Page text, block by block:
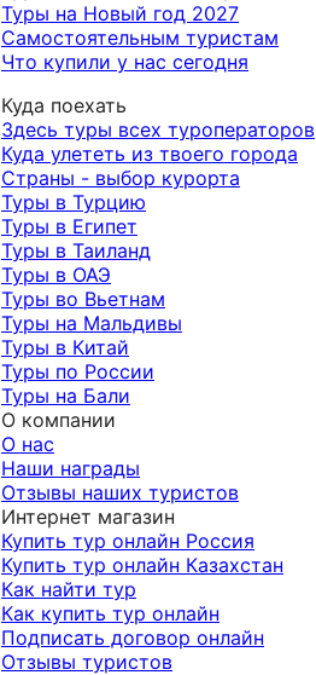
Туры на Новый год 2027
Самостоятельным туристам
Что купили у нас сегодня
Куда поехать
Здесь туры всех туроператоров
Куда улететь из твоего города
Страны - выбор курорта
Туры в Турцию
Туры в Египет
Туры в Таиланд
Туры в ОАЭ
Туры во Вьетнам
Туры на Мальдивы
Туры в Китай
Туры по России
Туры на Бали
О компании
О нас
Наши награды
Отзывы наших туристов
Интернет магазин
Купить тур онлайн Россия
Купить тур онлайн Казахстан
Как найти тур
Как купить тур онлайн
Подписать договор онлайн
Отзывы туристов